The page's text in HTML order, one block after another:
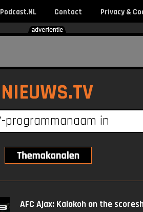
Podcast.NL Contact Privacy &
NIEUWS.TV
AFC Ajax: Kalokoh on the